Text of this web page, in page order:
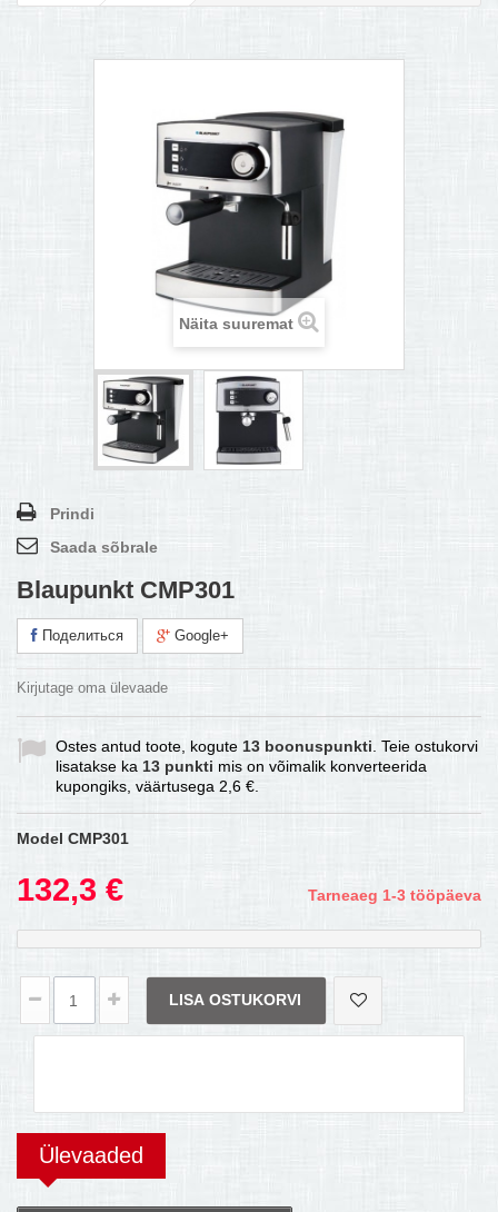
BOONUSPROGRAMM
Näita suuremat
Prindi
Saada sõbrale
Blaupunkt CMP301
Поделиться Google+
Kirjutage oma ülevaade
Ostes antud toote, kogute 13 boonuspunkti . Teie ostukorvi
lisatakse ka 13 punkti mis on võimalik konverteerida
kupongiks, väärtusega 2,6 €
Model CMP301
132,3 € Tarneaeg 1-3 tööpäeva
LISA OSTUKORVI
Ülevaaded